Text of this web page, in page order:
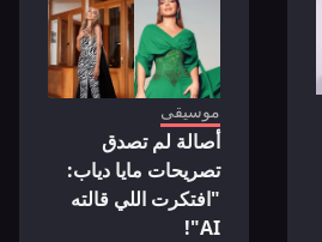
موسيقى
أصالة لم تصدق
تصريحات مايا دياب:
"افتكرت اللي قالته
AI"!